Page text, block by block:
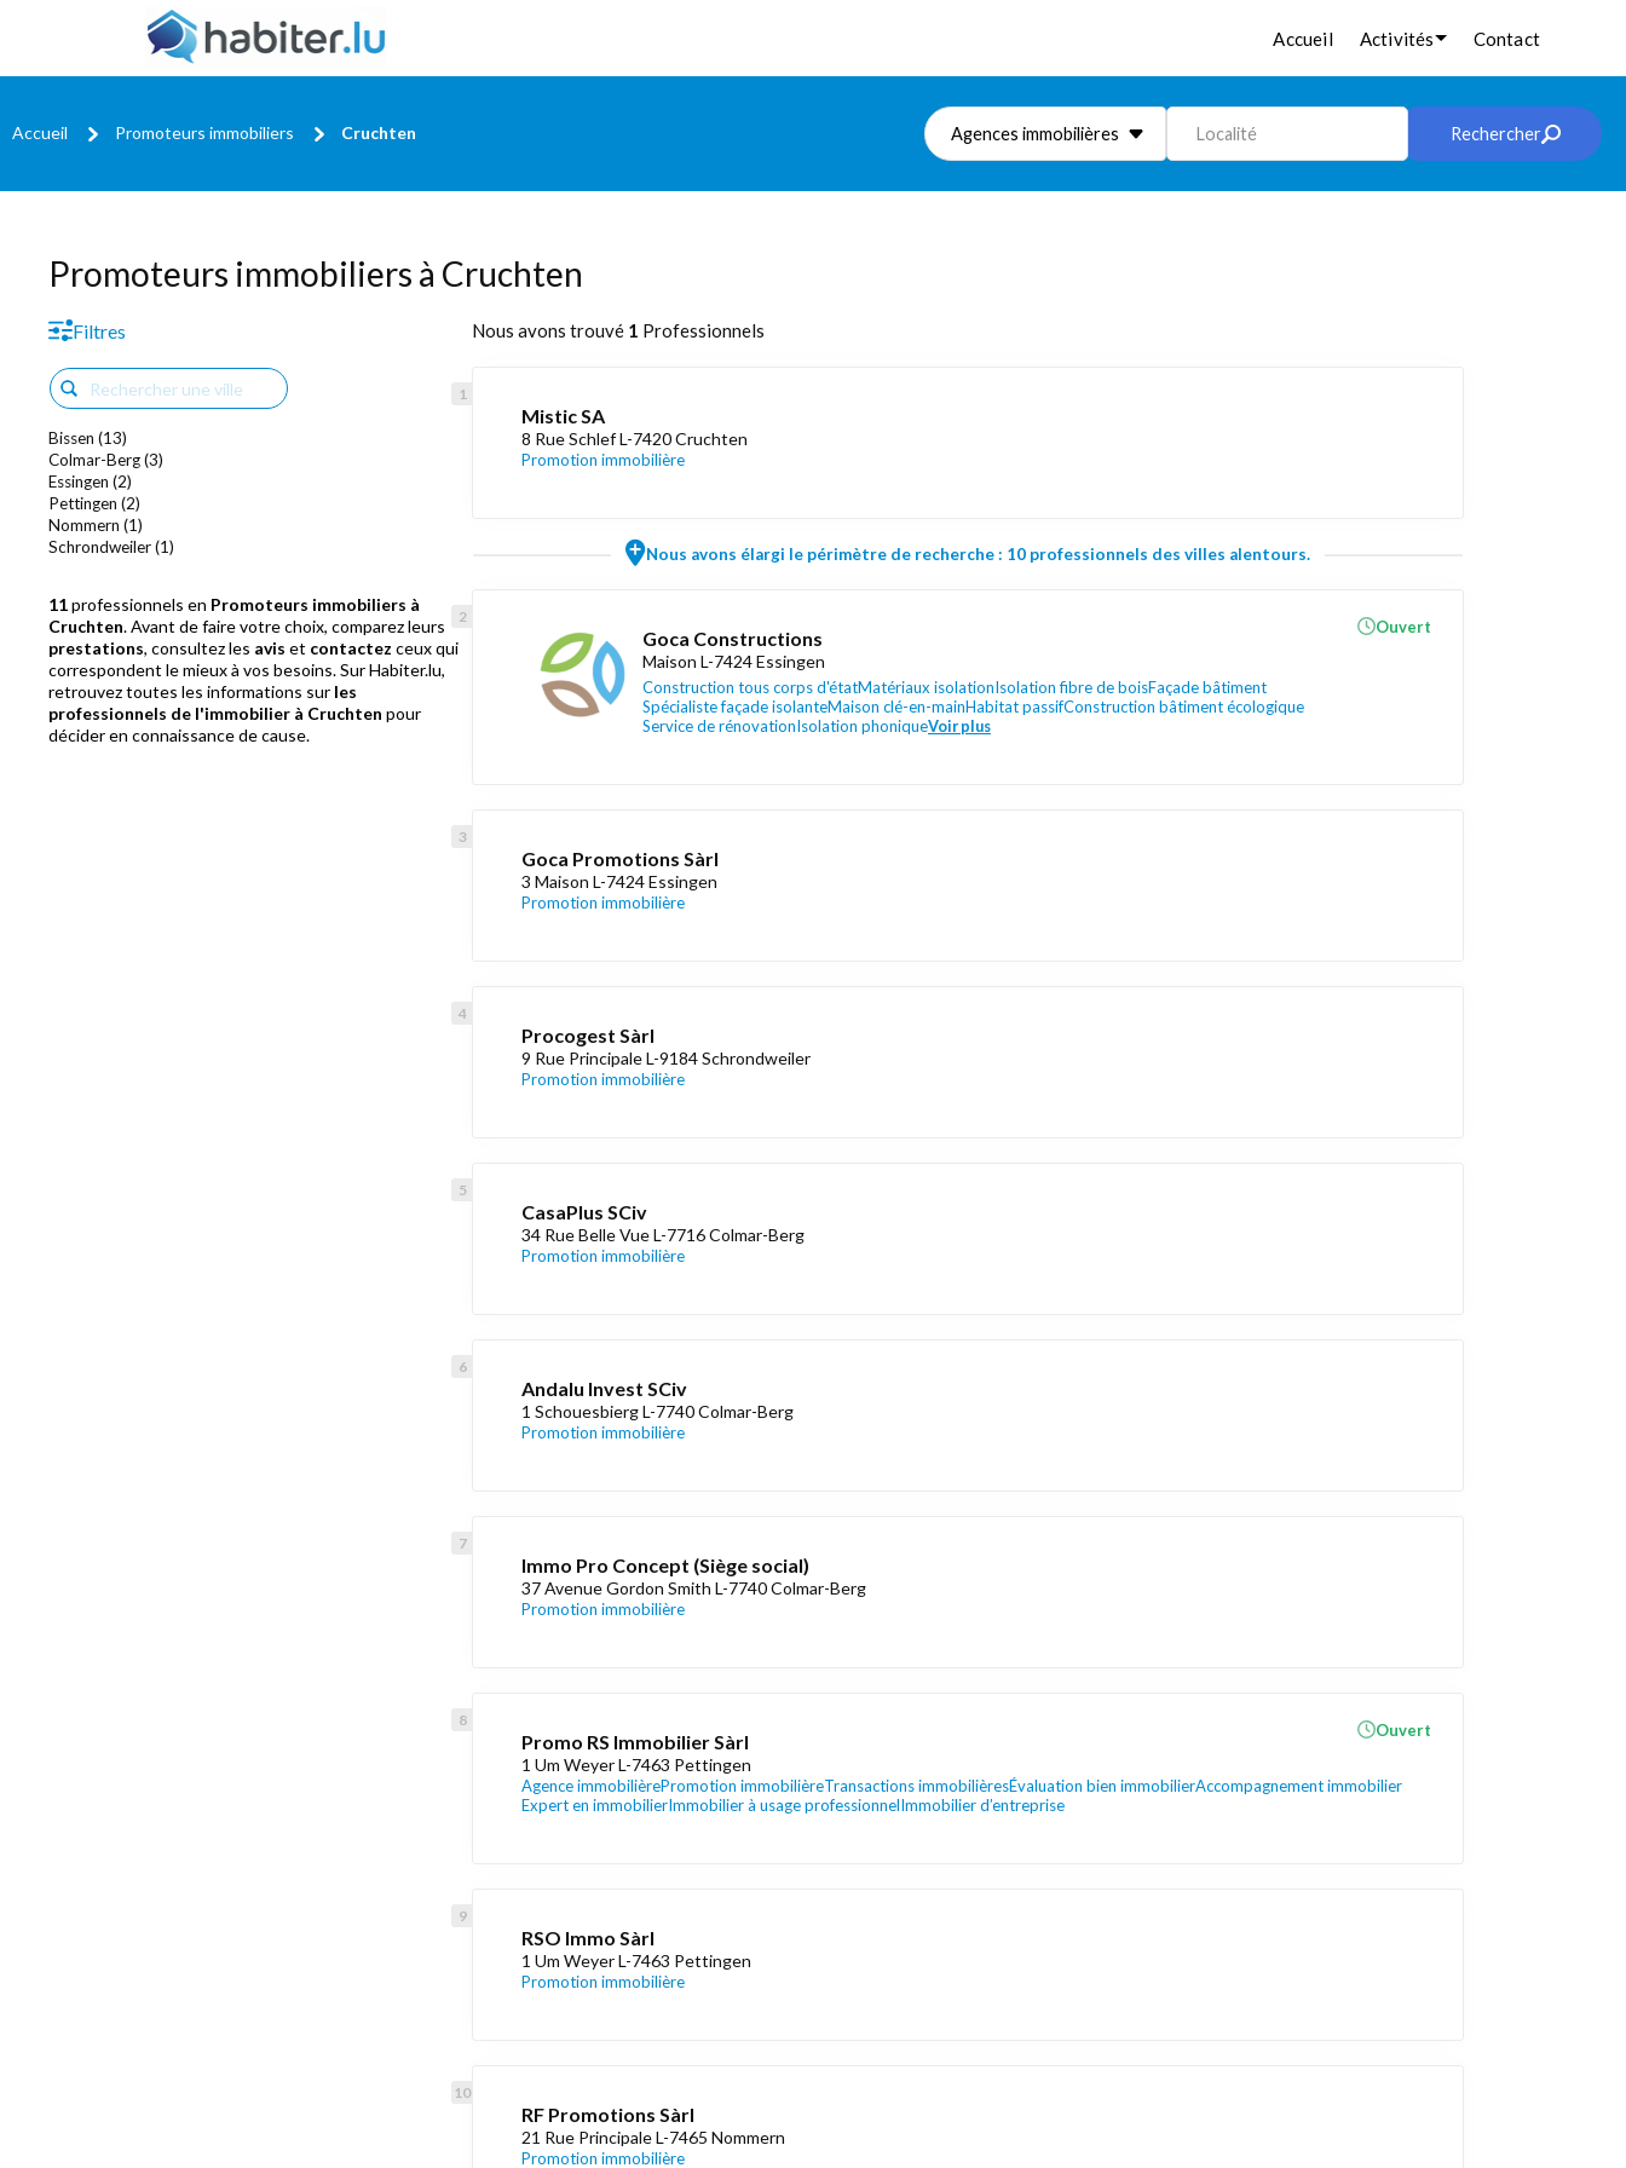
Accueil Activités Contact
Accueil Promoteurs immobiliers Cruchten Agences immobilières Localité Rechercher
Promoteurs immobiliers à Cruchten
Filtres
Bissen (13)
Colmar-Berg (3)
Essingen (2)
Pettingen (2)
Nommern (1)
Schrondweiler (1)
11professionnels en Promoteurs immobiliers à
Cruchten. Avant de faire votre choix, comparez leurs
prestations, consultez les avis et contactez ceux qui
correspondent le mieux à vos besoins. Sur Habiter.lu,
retrouvez toutes les informations sur les
professionnels de l'immobilier à Cruchten pour
décider en connaissance de cause.
Nous avons trouvé 1 Professionnels
Mistic SA
8 Rue Schlef L-7420 Cruchten
Promotion immobilière
Nous avons élargi le périmètre de recherche : 10 professionnels des villes alentours.
Goca Constructions
Maison L-7424 Essingen
Construction tous corps d'étatMatériaux isolationIsolation fibre de boisFaçade bâtiment
Spécialiste façade isolanteMaison clé-en-mainHabitat passifConstruction bâtiment écologique
Service de rénovationIsolation phoniqueVoir plus
Ouvert
Goca Promotions Sàrl
3 Maison L-7424 Essingen
Promotion immobilière
Procogest Sàrl
9 Rue Principale L-9184 Schrondweiler
Promotion immobilière
CasaPlus SCiv
34 Rue Belle Vue L-7716 Colmar-Berg
Promotion immobilière
Andalu Invest SCiv
1 Schouesbierg L-7740 Colmar-Berg
Promotion immobilière
Immo Pro Concept (Siège social)
37 Avenue Gordon Smith L-7740 Colmar-Berg
Promotion immobilière
Promo RS Immobilier Sàrl
1 Um Weyer L-7463 Pettingen
Agence immobilièrePromotion immobilièreTransactions immobilièresÉvaluation bien immobilierAccompagnement immobilier
Expert en immobilierImmobilier à usage professionnelImmobilier d’entreprise
Ouvert
RSO Immo Sàrl
1 Um Weyer L-7463 Pettingen
Promotion immobilière
RF Promotions Sàrl
21 Rue Principale L-7465 Nommern
Promotion immobilière